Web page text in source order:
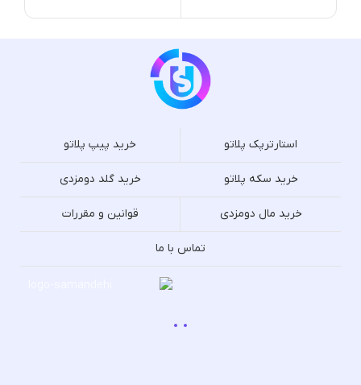
استارترپک پلاتو خرید پیپ پلاتو
خرید سکه پلاتو خرید گلد دومزدی
خرید مال دومزدی قوانین و مقررات
تماس با ما